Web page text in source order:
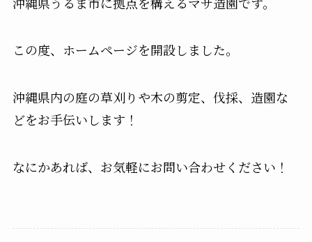
この度、ホームページを開設しました。
沖縄県内の庭の草刈りや木の剪定、伐採、造園な
どをお手伝いします！
なにかあれば、お気軽にお問い合わせください！